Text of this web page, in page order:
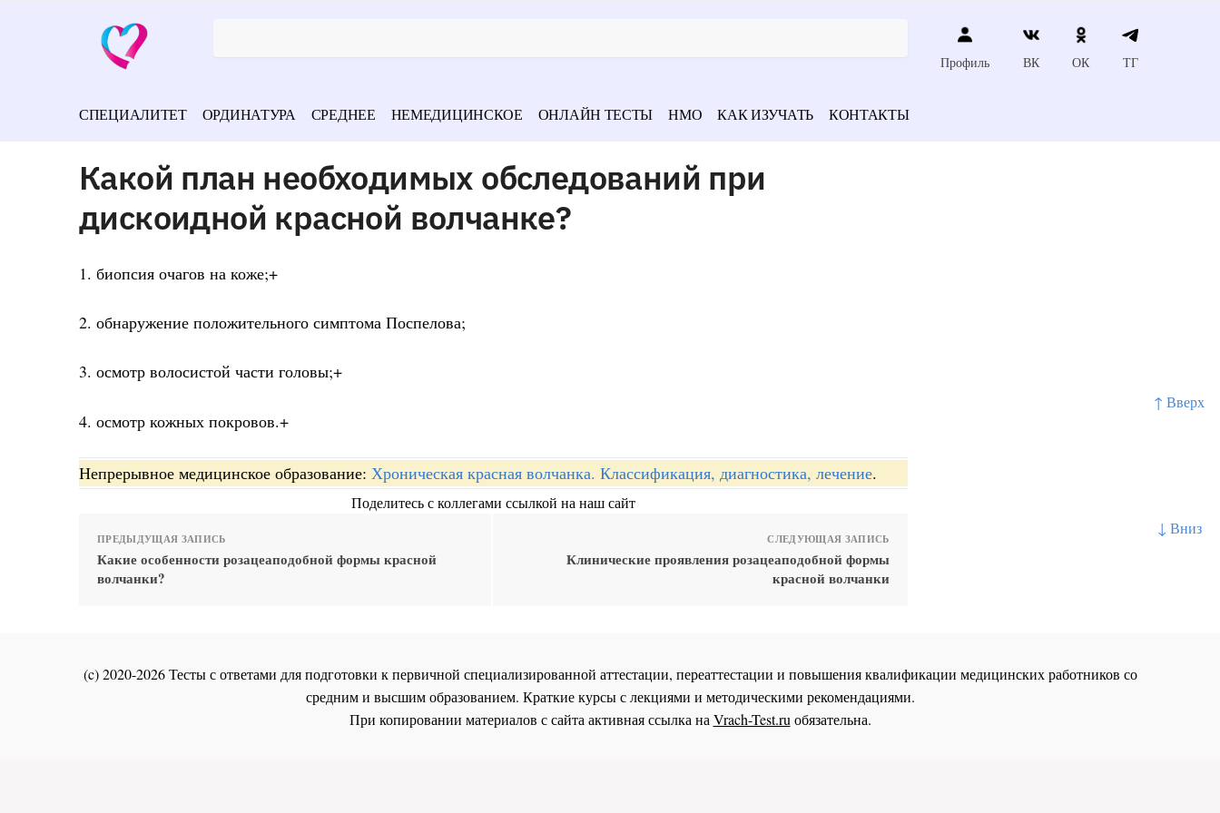
↑ Вверх
↓ Вниз
Профиль ВК ОК ТГ
СПЕЦИАЛИТЕТ ОРДИНАТУРА СРЕДНЕЕ НЕМЕДИЦИНСКОЕ ОНЛАЙН ТЕСТЫ НМО КАК ИЗУЧАТЬ КОНТАКТЫ
Какой план необходимых обследований при
дискоидной красной волчанке?
1. биопсия очагов на коже;+
2. обнаружение положительного симптома Поспелова;
3. осмотр волосистой части головы;+
4. осмотр кожных покровов.+
Непрерывное медицинское образование: Хроническая красная волчанка. Классификация, диагностика, лечение.
Поделитесь с коллегами ссылкой на наш сайт
ПРЕДЫДУЩАЯ ЗАПИСЬ
Какие особенности розацеаподобной формы красной
волчанки?
СЛЕДУЮЩАЯ ЗАПИСЬ
Клинические проявления розацеаподобной формы
красной волчанки
(c) 2020-2026 Тесты с ответами для подготовки к первичной специализированной аттестации, переаттестации и повышения квалификации медицинских работников со
средним и высшим образованием. Краткие курсы с лекциями и методическими рекомендациями.
При копировании материалов с сайта активная ссылка наVrach-Test.ruобязательна.